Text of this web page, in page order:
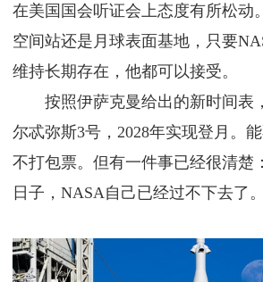
在美国国会听证会上态度有所松动
空间站还是月球表面基地，只要
维持长期存在，他都可以接受。
按照伊萨克曼给出的新时间表
尔忒弥斯3号，2028年实现登月。
不打包票。但有一件事已经很清楚
日子，NASA自己已经过不下去了。